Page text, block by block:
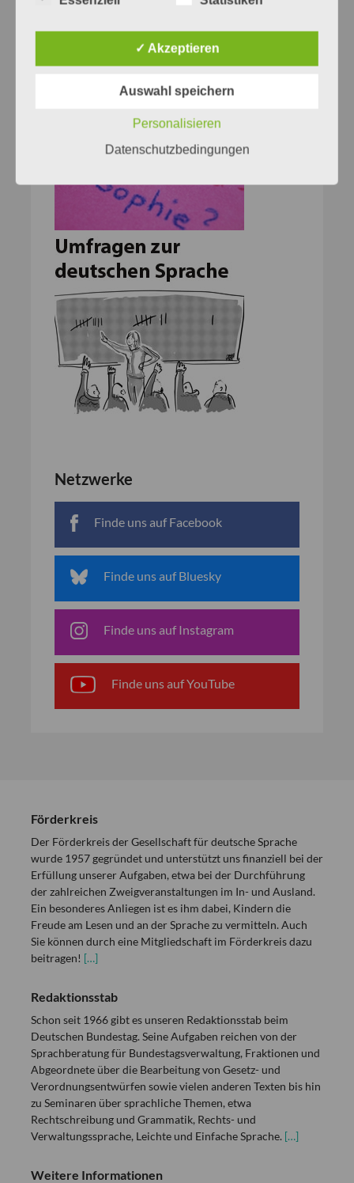
Netzwerke
Finde uns auf Facebook
Finde uns auf Bluesky
Finde uns auf Instagram
Finde uns auf YouTube
Förderkreis
Der Förderkreis der Gesellschaft für deutsche Sprache
wurde 1957 gegründet und unterstützt uns finanziell bei der
Erfüllung unserer Aufgaben, etwa bei der Durchführung
der zahlreichen Zweigveranstaltungen im In- und Ausland.
Ein besonderes Anliegen ist es ihm dabei, Kindern die
Freude am Lesen und an der Sprache zu vermitteln. Auch
Sie können durch eine Mitgliedschaft im Förderkreis dazu
beitragen! […]
Redaktionsstab
Schon seit 1966 gibt es unseren Redaktionsstab beim
Deutschen Bundestag. Seine Aufgaben reichen von der
Sprachberatung für Bundestagsverwaltung, Fraktionen und
Abgeordnete über die Bearbeitung von Gesetz- und
Verordnungsentwürfen sowie vielen anderen Texten bis hin
zu Seminaren über sprachliche Themen, etwa
Rechtschreibung und Grammatik, Rechts- und
Verwaltungssprache, Leichte und Einfache Sprache. […]
Weitere Informationen
✓ Akzeptieren
Auswahl speichern
Personalisieren
Datenschutzbedingungen